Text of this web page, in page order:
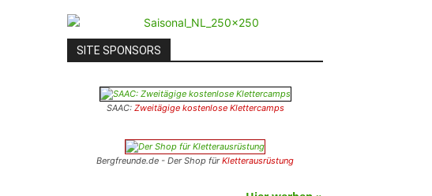
SITE SPONSORS
SAAC: Zweitägige kostenlose Klettercamps
Bergfreunde.de - Der Shop fürKletterausrüstung